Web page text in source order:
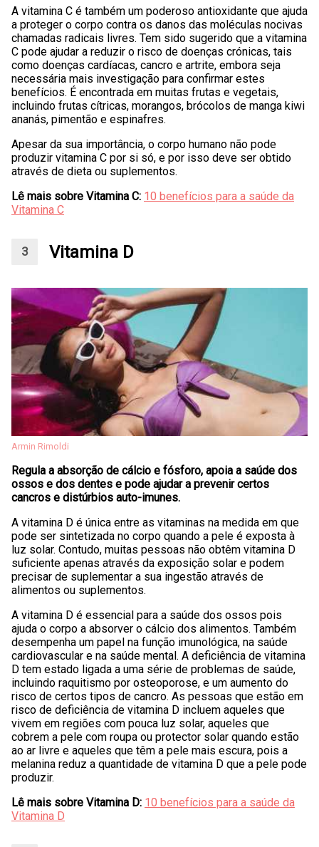
A vitamina C é também um poderoso antioxidante que ajuda
a proteger o corpo contra os danos das moléculas nocivas
chamadas radicais livres. Tem sido sugerido que a vitamina
C pode ajudar a reduzir o risco de doenças crónicas, tais
como doenças cardíacas, cancro e artrite, embora seja
necessária mais investigação para confirmar estes
benefícios. É encontrada em muitas frutas e vegetais,
incluindo frutas cítricas, morangos, brócolos de manga kiwi
ananás, pimentão e espinafres.
Apesar da sua importância, o corpo humano não pode
produzir vitamina C por si só, e por isso deve ser obtido
através de dieta ou suplementos.
Lê mais sobre Vitamina C: 10 benefícios para a saúde da
Vitamina C
Vitamina D
Armin Rimoldi
Regula a absorção de cálcio e fósforo, apoia a saúde dos
ossos e dos dentes e pode ajudar a prevenir certos
cancros e distúrbios auto-imunes.
A vitamina D é única entre as vitaminas na medida em que
pode ser sintetizada no corpo quando a pele é exposta à
luz solar. Contudo, muitas pessoas não obtêm vitamina D
suficiente apenas através da exposição solar e podem
precisar de suplementar a sua ingestão através de
alimentos ou suplementos.
A vitamina D é essencial para a saúde dos ossos pois
ajuda o corpo a absorver o cálcio dos alimentos. Também
desempenha um papel na função imunológica, na saúde
cardiovascular e na saúde mental. A deficiência de vitamina
D tem estado ligada a uma série de problemas de saúde,
incluindo raquitismo por osteoporose, e um aumento do
risco de certos tipos de cancro. As pessoas que estão em
risco de deficiência de vitamina D incluem aqueles que
vivem em regiões com pouca luz solar, aqueles que
cobrem a pele com roupa ou protector solar quando estão
ao ar livre e aqueles que têm a pele mais escura, pois a
melanina reduz a quantidade de vitamina D que a pele pode
produzir.
Lê mais sobre Vitamina D: 10 benefícios para a saúde da
Vitamina D